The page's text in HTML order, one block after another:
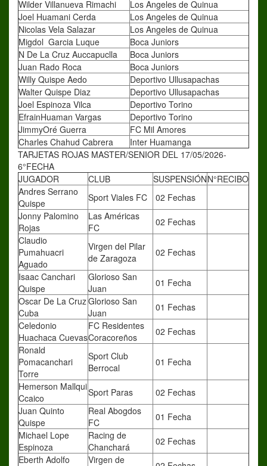
Wilder Villanueva Rimachi
Los Angeles de Quinua
Joel Huamani Cerda
Los Angeles de Quinua
Nicolas Vela Salazar
Los Angeles de Quinua
Migdol Garcia Luque
Boca Juniors
N De La Cruz Auccapuclla
Boca Juniors
Juan Rado Roca
Boca Juniors
Willy Quispe Aedo
Deportivo Ullusapachas
Walter Quispe Diaz
Deportivo Ullusapachas
Joel Espinoza Vilca
Deportivo Torino
EfrainHuaman Vargas
Deportivo Torino
JimmyOré Guerra
FC Mil Amores
Charles Chahud Cabrera
Inter Huamanga
TARJETAS ROJAS MASTER/SENIOR DEL 17/05/2026-
6°FECHA
JUGADOR
CLUB SUSPENSIÓNN°RECIBO
Andres Serrano
Quispe
Sport Viales FC
02 Fechas
Jonny Palomino
Rojas
Las Américas
FC
02 Fechas
Claudio
Pumahuacri
Aguado
Virgen del Pilar
de Zaragoza
02 Fechas
Isaac Canchari
Quispe
Glorioso San
Juan
01 Fecha
Oscar De La Cruz
Cuba
Glorioso San
Juan
01 Fechas
Celedonio
Huachaca Cuevas
FC Residentes
Coracoreños
02 Fechas
Ronald
Pomacanchari
Torre
Sport Club
Berrocal
01 Fecha
Hemerson Mallqui
Ccaico
Sport Paras
02 Fechas
Juan Quinto
Quispe
Real Abogdos
FC
01 Fecha
Michael Lope
Espinoza
Racing de
Chanchará
02 Fechas
Eberth Adolfo
Virgen de